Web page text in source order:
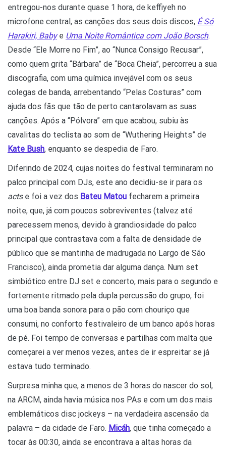
entregou-nos durante quase 1 hora, de keffiyeh no
microfone central, as canções dos seus dois discos, É Só
Harakiri, Babye Uma Noite Romântica com João Borsch.
Desde “Ele Morre no Fim”, ao “Nunca Consigo Recusar”,
como quem grita “Bárbara” de “Boca Cheia”, percorreu a sua
discografia, com uma química invejável com os seus
colegas de banda, arrebentando “Pelas Costuras” com
ajuda dos fãs que tão de perto cantarolavam as suas
canções. Após a “Pólvora” em que acabou, subiu às
cavalitas do teclista ao som de “Wuthering Heights” de
Kate Bush, enquanto se despedia de Faro.
Diferindo de 2024, cujas noites do festival terminaram no
palco principal com DJs, este ano decidiu-se ir para os
actse foi a vez dos Bateu Matou fecharem a primeira
noite, que, já com poucos sobreviventes (talvez até
parecessem menos, devido à grandiosidade do palco
principal que contrastava com a falta de densidade de
público que se mantinha de madrugada no Largo de São
Francisco), ainda prometia dar alguma dança. Num set
simbiótico entre DJ set e concerto, mais para o segundo e
fortemente ritmado pela dupla percussão do grupo, foi
uma boa banda sonora para o pão com chouriço que
consumi, no conforto festivaleiro de um banco após horas
de pé. Foi tempo de conversas e partilhas com malta que
começarei a ver menos vezes, antes de ir espreitar se já
estava tudo terminado.
Surpresa minha que, a menos de 3 horas do nascer do sol,
na ARCM, ainda havia música nos PAs e com um dos mais
emblemáticos disc jockeys – na verdadeira ascensão da
palavra – da cidade de Faro. Micáh, que tinha começado a
tocar às 00:30, ainda se encontrava a altas horas da